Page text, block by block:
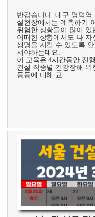
반갑습니다. 대구 명덕역
설현장에서는 예측하기
위험한 상황들이 많이 있
어떠한 상황에서도 나 자
생명을 지킬 수 있도록
셔야하는데요.
이 교육은 4시간동안 진
건설 직종별 건강장해
등등에 대해 교…